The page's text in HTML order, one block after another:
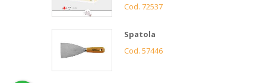
Cod. 72537
Spatola
Cod. 57446